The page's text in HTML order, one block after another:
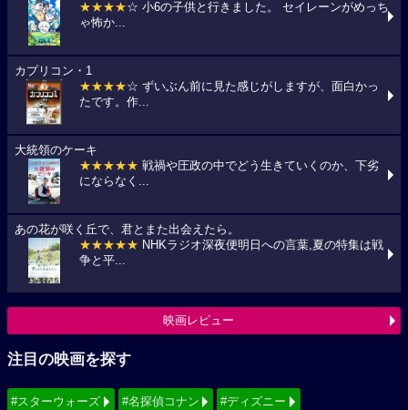
★★★★☆ 小6の子供と行きました。 セイレーンがめっち
ゃ怖か...
カプリコン・1
★★★★☆ ずいぶん前に見た感じがしますが、面白かっ
たです。作...
大統領のケーキ
★★★★★ 戦禍や圧政の中でどう生きていくのか、下劣
にならなく...
あの花が咲く丘で、君とまた出会えたら。
★★★★★ NHKラジオ深夜便明日への言葉,夏の特集は戦
争と平...
映画レビュー
注目の映画を探す
#スターウォーズ #名探偵コナン #ディズニー